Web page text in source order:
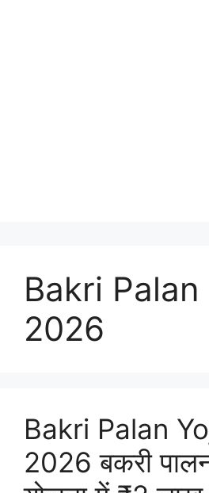
Bakri Palan
2026
Bakri Palan
2026 बकरी